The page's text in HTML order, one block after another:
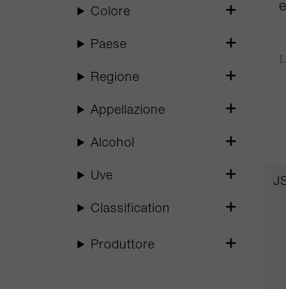
Colore
Paese
Regione
Appellazione
Alcohol
Uve
Classification
Produttore